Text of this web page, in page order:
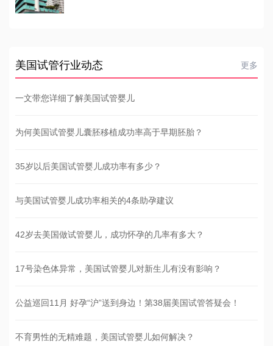
美国试管行业动态 更多
一文带您详细了解美国试管婴儿
为何美国试管婴儿囊胚移植成功率高于早期胚胎？
35岁以后美国试管婴儿成功率有多少？
与美国试管婴儿成功率相关的4条助孕建议
42岁去美国做试管婴儿，成功怀孕的几率有多大？
17号染色体异常，美国试管婴儿对新生儿有没有影响？
公益巡回11月 好孕“沪”送到身边！第38届美国试管答疑会！
不育男性的无精难题，美国试管婴儿如何解决？